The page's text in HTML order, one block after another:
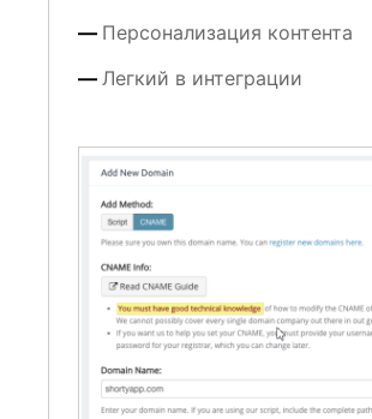
Персонализация контента
Легкий в интеграции